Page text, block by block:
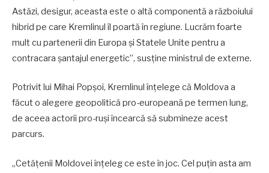
Astăzi, desigur, aceasta este o altă componentă a războiului
hibrid pe care Kremlinul îl poartă în regiune. Lucrăm foarte
mult cu partenerii din Europa și Statele Unite pentru a
contracara șantajul energetic”, susține ministrul de externe.
Potrivit lui Mihai Popșoi, Kremlinul înțelege că Moldova a
făcut o alegere geopolitică pro-europeană pe termen lung,
de aceea actorii pro-ruși încearcă să submineze acest
parcurs.
„Cetățenii Moldovei înțeleg ce este în joc. Cel puțin asta am